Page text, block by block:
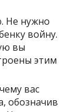
Не нужно
войну.
вы
этим
вас
обозначив